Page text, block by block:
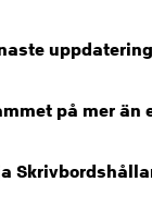
på mer än